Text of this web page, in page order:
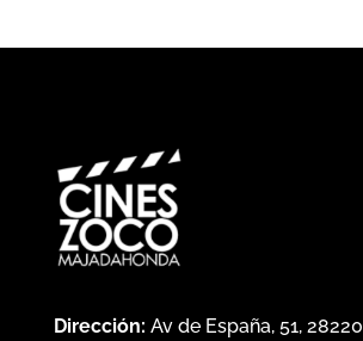
Dirección: Av de España, 51, 28220